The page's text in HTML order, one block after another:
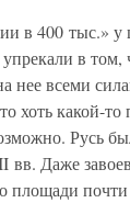
в 400 тыс.»
в том,
нее всеми
хоть какой-
Русь
Даже
почти